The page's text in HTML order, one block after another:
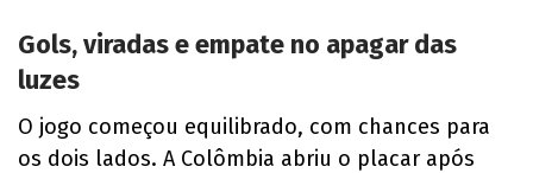
Gols, viradas e empate no apagar das
luzes
O jogo começou equilibrado, com chances para
os dois lados. A Colômbia abriu o placar após